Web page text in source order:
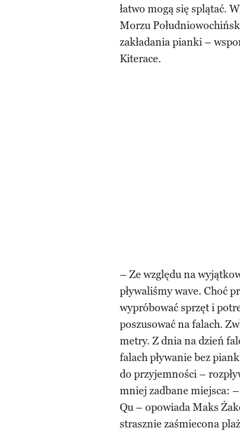
łatwo mogą się splątać.
Morzu
zakładania pianki –
Kiterace.
– Ze względu na
pływaliśmy wave. Choć
wypróbować sprzęt i
poszusować na falach.
metry. Z dnia na dzień
falach pływanie bez
do przyjemności –
mniej zadbane miejsca:
Qu – opowiada Maks
strasznie zaśmiecona